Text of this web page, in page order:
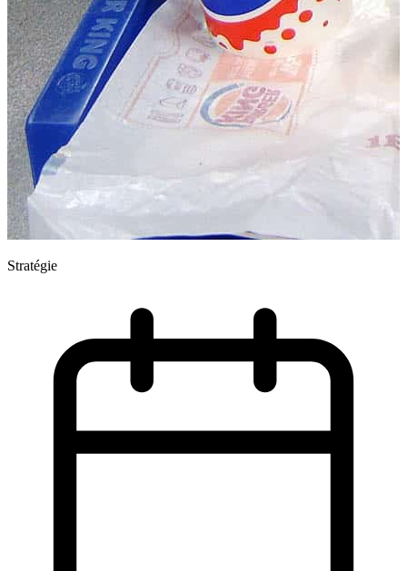
Stratégie